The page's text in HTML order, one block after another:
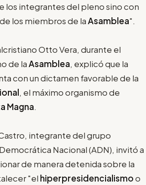
los integrantes del pleno sino con
los miembros de laAsamblea".
Otto Vera, durante el
de laAsamblea, explicó que la
con un dictamen favorable de la
, el máximo organismo de
Magna.
integrante del grupo
Nacional (ADN), invitó a
de manera detenida sobre la
"el hiperpresidencialismoo